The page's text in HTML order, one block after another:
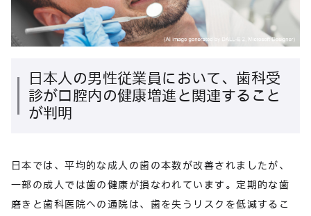
日本人の男性従業員において、歯科受
診が口腔内の健康増進と関連すること
が判明
日本では、平均的な成人の歯の本数が改善されましたが、
一部の成人では歯の健康が損なわれています。定期的な歯
磨きと歯科医院への通院は、歯を失うリスクを低減するこ